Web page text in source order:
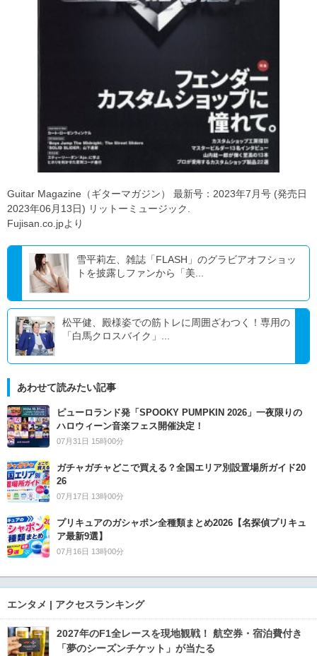
Guitar Magazine（ギターマガジン） 最新号：2023年7月号 (発売日
2023年06月13日) リットーミュージック.
Fujisan.co.jpより
雪平莉左、雑誌「FLASH」のグラビアオフショッ
トを披露しファンから「美...
松平健、殿様姿での筋トレに周囲ざわつく！専用の
「白馬クロスバイク」...
あわせて読みたい記事
ピューロランド発「SPOOKY PUMPKIN 2026」一夜限りの
ハロウィーン音楽フェス開催決定！
07月31日 15時00分
ガチャガチャどこで買える？全国エリア別設置場所ガイド20
26
07月17日 13時00分
プリキュアのガシャポン全種類まとめ2026【名探偵プリキュ
ア最新9選】
07月16日 13時00分
エンタメ | アクセスランキング
2027年のF1全レースを現地観戦！ 航空券・宿泊費付き
「夢のシーズンチケット」が当たる